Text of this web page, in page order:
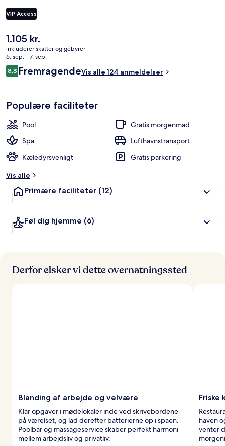
brusehoved med spredningseffekt.
VIP Access
Den
nuværende
pris
er
1.105 kr.
1.105 kr.
inkluderer skatter og gebyrer
6. sep. - 7. sep.
Anmeldelser
8,88,8 ud af 10.
FremragendeVis alle 124 anmeldelser
Populære faciliteter
Pool
Gratis morgenmad
Spa
Lufthavnstransport
Kæledyrsvenligt
Gratis parkering
Vis alle
Primære faciliteter (12)
Føl dig hjemme (6)
Derfor elsker vi dette overnatningssted
Blanding af arbejde og velvære
Klar opgaver i mødelokaler inde ved skrivebordene
på værelset, og lad derefter batterierne op i spaen.
Poolbar og massageservice skaber perfekt harmoni
mellem arbejdsliv og privatliv.
Friske
haven
venter